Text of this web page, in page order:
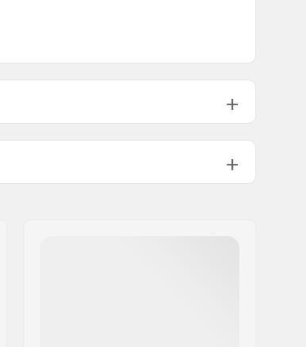
Medium
Ei sisälly